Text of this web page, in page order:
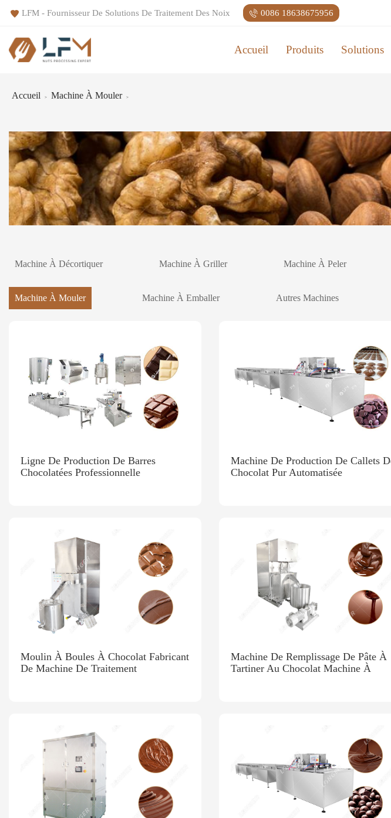
LFM - Fournisseur De Solutions De Traitement Des Noix 0086 18638675956
Accueil Produits Solutions
Accueil > Machine À Mouler >
Machine À Décortiquer Machine À Griller Machine À Peler
Machine À Mouler Machine À Emballer Autres Machines
Ligne De Production De Barres
Chocolatées Professionnelle
Machine De Production De Callets
Chocolat Pur Automatisée
Moulin À Boules À Chocolat Fabricant
De Machine De Traitement
Machine De Remplissage De Pâte À
Tartiner Au Chocolat Machine À